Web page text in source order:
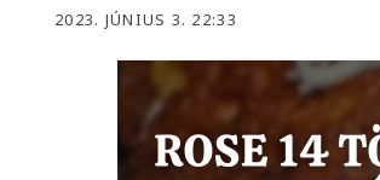
2023. JÚNIUS 3. 22:33